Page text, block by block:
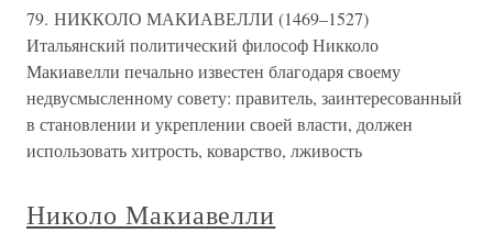
79. НИККОЛО МАКИАВЕЛЛИ (1469–1527)
Итальянский политический философ Никколо
Макиавелли печально известен благодаря своему
недвусмысленному совету: правитель, заинтересованный
в становлении и укреплении своей власти, должен
использовать хитрость, коварство, лживость
Николо Макиавелли